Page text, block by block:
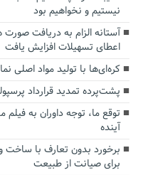
نیستیم و نخواهیم بود
اعطای تسهیلات افزایش یافت
کره‌ای‌ها با تولید مواد اصلی
پشت‌پرده تمدید قرارداد
توقع ما، توجه داوران به
آینده
برخورد بدون تعارف با ساخت‌
برای صیانت از طبیعت